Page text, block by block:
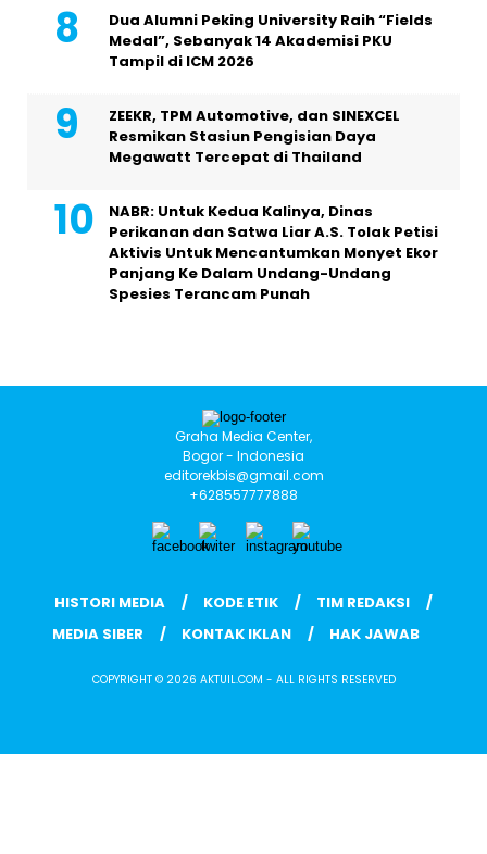
Dua Alumni Peking University Raih “Fields
Medal”, Sebanyak 14 Akademisi PKU
Tampil di ICM 2026
ZEEKR, TPM Automotive, dan SINEXCEL
Resmikan Stasiun Pengisian Daya
Megawatt Tercepat di Thailand
NABR: Untuk Kedua Kalinya, Dinas
Perikanan dan Satwa Liar A.S. Tolak Petisi
Aktivis Untuk Mencantumkan Monyet Ekor
Panjang Ke Dalam Undang-Undang
Spesies Terancam Punah
Graha Media Center,
Bogor - Indonesia
editorekbis@gmail.com
+628557777888
HISTORI MEDIA KODE ETIK
TIM REDAKSI
MEDIA SIBER
KONTAK IKLAN HAK JAWAB
COPYRIGHT © 2026 AKTUIL.COM - ALL RIGHTS RESERVED